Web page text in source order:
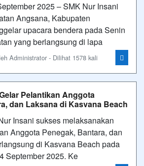
2025 – SMK Nur Insani
Angsana, Kabupaten
upacara bendera pada Senin
yang berlangsung di lapa
Administrator - Dilihat 1578 kali
Pelantikan Anggota
dan Laksana di Kasvana Beach
Insani sukses melaksanakan
Anggota Penegak, Bantara, dan
di Kasvana Beach pada
September 2025. Ke